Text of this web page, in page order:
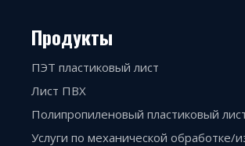
Продукты
ПЭТ пластиковый лист
Лист ПВХ
Полипропиленовый пластиковый
Услуги по механической обработке/